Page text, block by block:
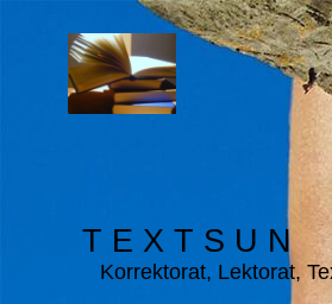
T E X T S U N
Korrektorat, Lektorat,